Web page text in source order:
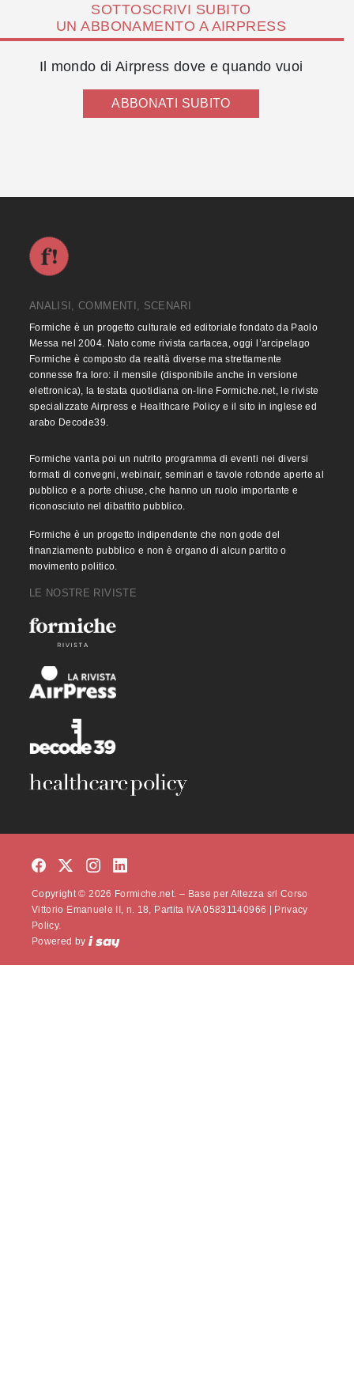
SOTTOSCRIVI SUBITO
UN ABBONAMENTO A AIRPRESS
Il mondo di Airpress dove e quando vuoi
ABBONATI SUBITO
ANALISI, COMMENTI, SCENARI
Formiche è un progetto culturale ed editoriale fondato da Paolo
Messa nel 2004. Nato come rivista cartacea, oggi l’arcipelago
Formiche è composto da realtà diverse ma strettamente
connesse fra loro: il mensile (disponibile anche in versione
elettronica), la testata quotidiana on-line Formiche.net, le riviste
specializzate Airpress e Healthcare Policy e il sito in inglese ed
arabo Decode39.
Formiche vanta poi un nutrito programma di eventi nei diversi
formati di convegni, webinair, seminari e tavole rotonde aperte al
pubblico e a porte chiuse, che hanno un ruolo importante e
riconosciuto nel dibattito pubblico.
Formiche è un progetto indipendente che non gode del
finanziamento pubblico e non è organo di alcun partito o
movimento politico.
LE NOSTRE RIVISTE
Copyright © 2026 Formiche.net. – Base per Altezza srl Corso
Vittorio Emanuele II, n. 18, Partita IVA 05831140966 | Privacy
Policy.
Powered by